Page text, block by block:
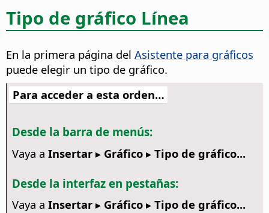
Tipo de gráfico Línea
En la primera página del Asistente para gráficos
puede elegir un tipo de gráfico.
Para acceder a esta orden…
Desde la barra de menús:
Vaya a Insertar ▸ Gráfico ▸ Tipo de gráfico...
Desde la interfaz en pestañas:
Vaya a Insertar ▸ Gráfico ▸ Tipo de gráfico...